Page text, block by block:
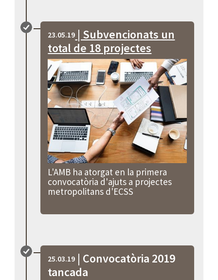
23.05.19 | Subvencionats un
total de 18 projectes
L'AMB ha atorgat en la primera
convocatòria d'ajuts a projectes
metropolitans d'ECSS
25.03.19 | Convocatòria 2019
tancada